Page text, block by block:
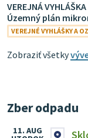
VEREJNÁ
Územný plán
VEREJNÉ VYHLÁŠKY A
Zobraziť všetky
Zber odpadu
11. AUG